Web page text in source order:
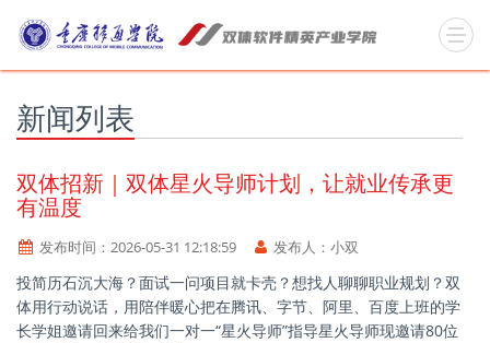
新闻列表
双体招新｜双体星火导师计划，让就业传承更
有温度
发布时间： 2026-05-31 12:18:59 发布人： 小双
投简历石沉大海？面试一问项目就卡壳？想找人聊聊职业规划？双
体用行动说话，用陪伴暖心把在腾讯、字节、阿里、百度上班的学
长学姐邀请回来给我们一对一“星火导师”指导星火导师现邀请80位